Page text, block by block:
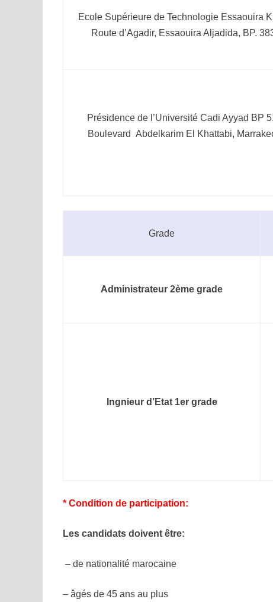
Ecole Supérieure de Technologie Essaouira
Route d’Agadir, Essaouira Aljadida, BP.
Présidence de l’Université Cadi Ayyad BP
Boulevard Abdelkarim El Khattabi,
Grade
Administrateur 2ème grade
Ingnieur d’Etat 1er grade
* Condition de participation:
Les candidats doivent être:
– de nationalité marocaine
– âgés de 45 ans au plus